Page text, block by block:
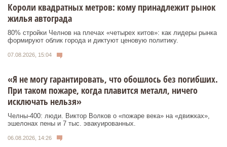
Короли квадратных метров: кому принадлежит рынок
жилья автограда
80% стройки Челнов на плечах «четырех китов»: как лидеры рынка
формируют облик города и диктуют ценовую политику.
07.08.2026, 15:04
«Я не могу гарантировать, что обошлось без погибших.
При таком пожаре, когда плавится металл, ничего
исключать нельзя»
Челны-400: люди. Виктор Волков о «пожаре века» на «движках»,
эшелонах пены и 7 тыс. эвакуированных.
06.08.2026, 14:26